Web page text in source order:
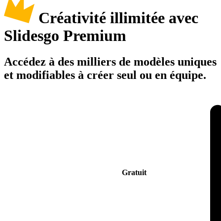
Créativité illimitée avec
Slidesgo Premium
Accédez à des milliers de modèles uniques
et modifiables à créer seul ou en équipe.
Gratuit